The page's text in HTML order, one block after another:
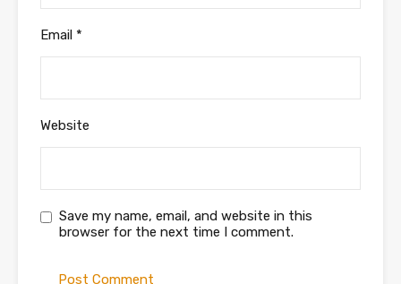
Email *
Website
Save my name, email, and website in this
browser for the next time I comment.